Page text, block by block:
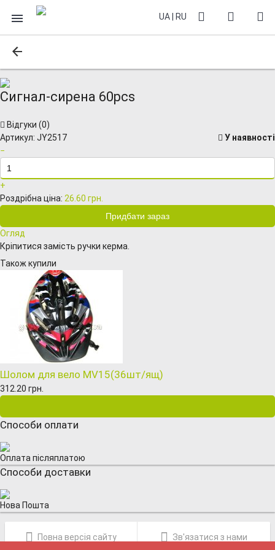
UA RU
Сигнал-сирена 60pcs
Відгуки (0)
Артикул: JY2517
У наявності
−
+
Роздрібна ціна: 26.60 грн.
Огляд
Кріпитися замість ручки керма.
Також купили
Шолом для вело MV15(36шт/ящ)
312.20 грн.
Способи оплати
Оплата післяплатою
Способи доставки
Нова Пошта
Повна версія сайту Зв'язатися з нами